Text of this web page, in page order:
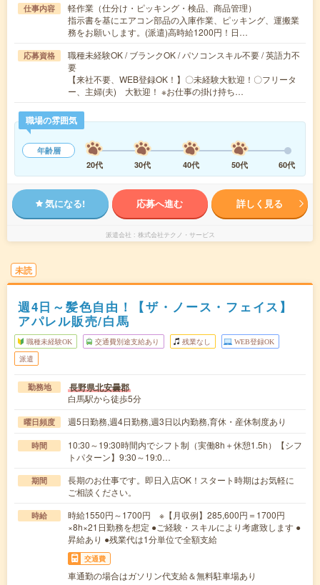
仕事内容
軽作業（仕分け・ピッキング・検品、商品管理）
指示書を基にエアコン部品の入庫作業、ピッキング、運搬業
務をお願いします。(派遣)高時給1200円！日…
応募資格
職種未経験OK / ブランクOK / パソコンスキル不要 / 英語力不
要
【来社不要、WEB登録OK！】〇未経験大歓迎！〇フリータ
ー、主婦(夫) 大歓迎！ ※お仕事の掛け持ち…
職場の雰囲気
年齢層
20代
30代 40代 50代 60代
気になる! 応募へ進む 詳しく見る
派遣会社 株式会社テクノ・サービス
未読
週4日～髪色自由！【ザ・ノース・フェイス】
アパレル販売/白馬
職種未経験OK 交通費別途支給あり 残業なし WEB登録OK
派遣
勤務地 長野県北安曇郡
白馬駅から徒歩5分
曜日頻度 週5日勤務,週4日勤務,週3日以内勤務,育休・産休制度あり
時間
10:30～19:30時間内でシフト制（実働8h＋休憩1.5h）【シフ
トパターン】9:30～19:0…
期間
長期のお仕事です。即日入店OK！スタート時期はお気軽に
ご相談ください。
時給
時給1550円～1700円 ※【月収例】285,600円＝1700円
×8h×21日勤務を想定 ●ご経験・スキルにより考慮致します ●
昇給あり ●残業代は1分単位で全額支給
交通費
車通勤の場合はガソリン代支給＆無料駐車場あり